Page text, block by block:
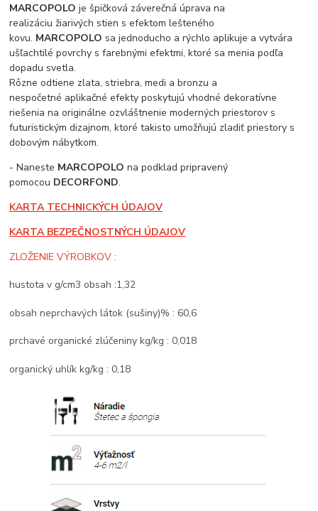
MARCOPOLO je špičková záverečná úprava na
realizáciu žiarivých stien s efektom lešteného
kovu. MARCOPOLO sa jednoducho a rýchlo aplikuje a vytvára
ušľachtilé povrchy s farebnými efektmi, ktoré sa menia podľa
dopadu svetla.
Rôzne odtiene zlata, striebra, medi a bronzu a
nespočetné aplikačné efekty poskytujú vhodné dekoratívne
riešenia na originálne ozvláštnenie moderných priestorov s
futuristickým dizajnom, ktoré takisto umožňujú zladiť priestory s
dobovým nábytkom.
- Naneste MARCOPOLO na podklad pripravený
pomocou DECORFOND.
KARTA TECHNICKÝCH ÚDAJOV
KARTA BEZPEČNOSTNÝCH ÚDAJOV
ZLOŽENIE VÝROBKOV :
hustota v g/cm3 obsah :1,32
obsah neprchavých látok (sušiny)% : 60,6
prchavé organické zlúčeniny kg/kg : 0,018
organický uhlík kg/kg : 0,18